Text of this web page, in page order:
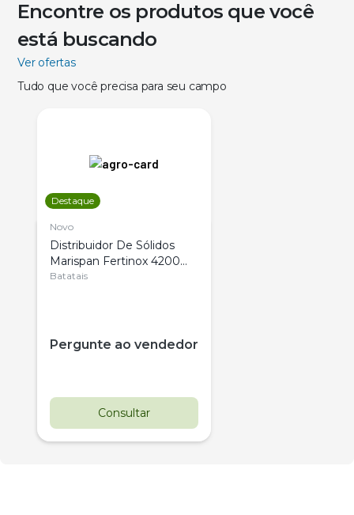
Encontre os produtos que você
está buscando
Ver ofertas
Tudo que você precisa para seu campo
Destaque
Novo
Distribuidor De Sólidos
Marispan Fertinox 4200
Citrus
Batatais
Pergunte ao vendedor
Consultar